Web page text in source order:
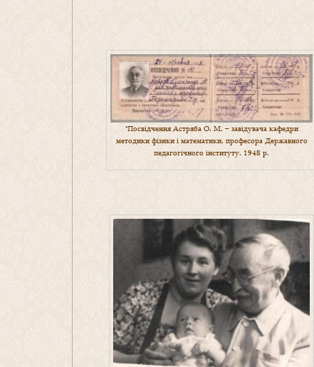
*Посвідчення Астряба О. М. – завідувача кафедри
методики фізики і математики, професора Державного
педагогічного інституту. 1948 р.